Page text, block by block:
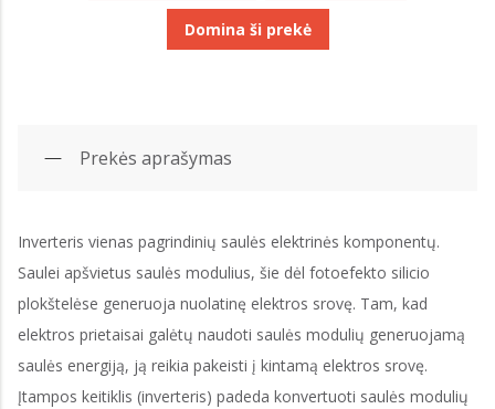
Domina ši prekė
Prekės aprašymas
Inverteris vienas pagrindinių saulės elektrinės komponentų.
Saulei apšvietus saulės modulius, šie dėl fotoefekto silicio
plokštelėse generuoja nuolatinę elektros srovę. Tam, kad
elektros prietaisai galėtų naudoti saulės modulių generuojamą
saulės energiją, ją reikia pakeisti į kintamą elektros srovę.
Įtampos keitiklis (inverteris) padeda konvertuoti saulės modulių